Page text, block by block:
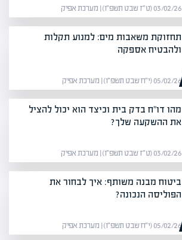
03/02/26 (ט״ז שבט תשפ״ו) | מערכת אפיק
תחזוקת משאבות מים: למנוע תקלות
ולהבטיח אספקה
05/02/26 (י״ח שבט תשפ״ו) | מערכת אפיק
מהו דו"ח בדק בית וכיצד הוא יכול להציל
את ההשקעה שלך?
03/02/26 (ט״ז שבט תשפ״ו) | מערכת אפיק
ביטוח מבנה משותף: איך לבחור את
הפוליסה הנכונה?
05/02/26 (י״ח שבט תשפ״ו) | מערכת אפיק